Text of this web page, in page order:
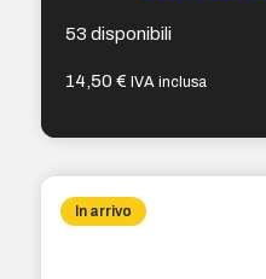
53 disponibili
14,50€ IVA inclusa
In arrivo